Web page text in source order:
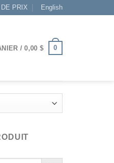
PRIX English
/0,00 $ 0